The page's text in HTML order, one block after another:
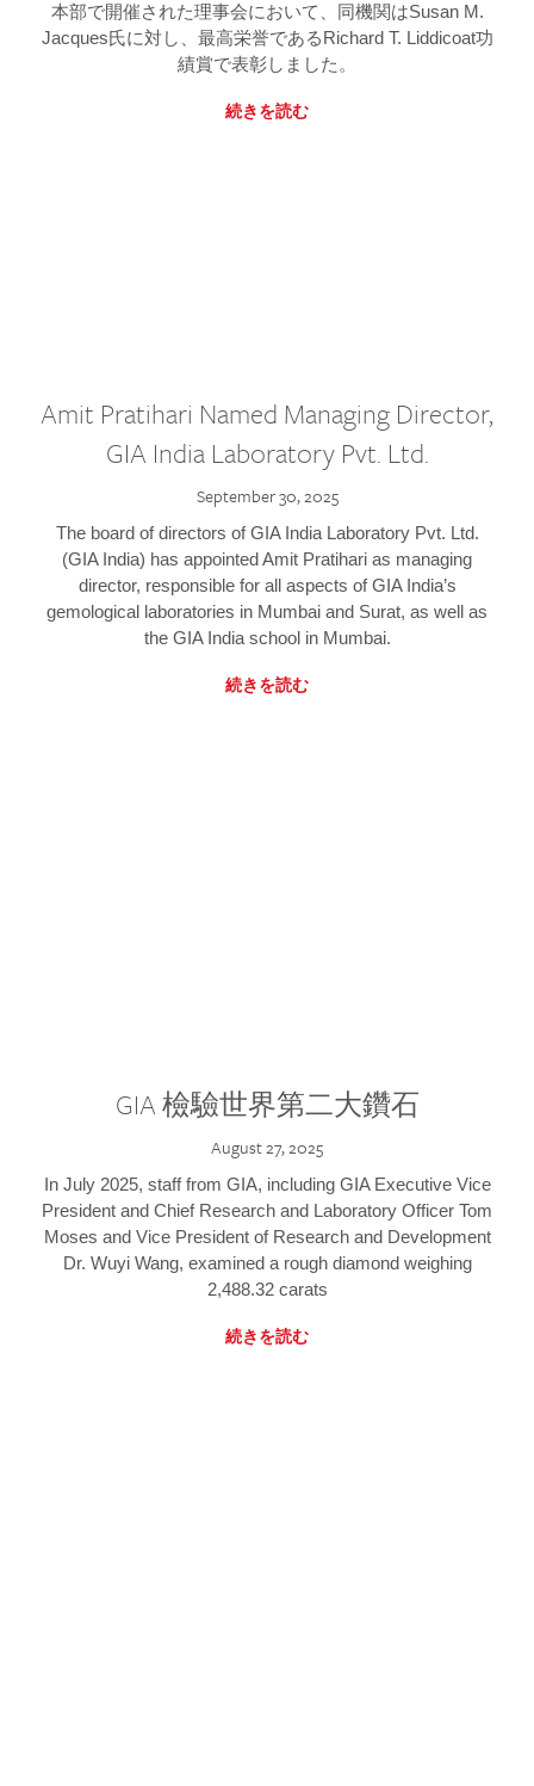
本部で開催された理事会において、同機関はSusan M.
Jacques氏に対し、最高栄誉であるRichard T. Liddicoat功
績賞で表彰しました。
続きを読む
Amit Pratihari Named Managing Director,
GIA India Laboratory Pvt. Ltd.
September 30, 2025
The board of directors of GIA India Laboratory Pvt. Ltd.
(GIA India) has appointed Amit Pratihari as managing
director, responsible for all aspects of GIA India’s
gemological laboratories in Mumbai and Surat, as well as
the GIA India school in Mumbai.
続きを読む
GIA 檢驗世界第二大鑽石
August 27, 2025
In July 2025, staff from GIA, including GIA Executive Vice
President and Chief Research and Laboratory Officer Tom
Moses and Vice President of Research and Development
Dr. Wuyi Wang, examined a rough diamond weighing
2,488.32 carats
続きを読む